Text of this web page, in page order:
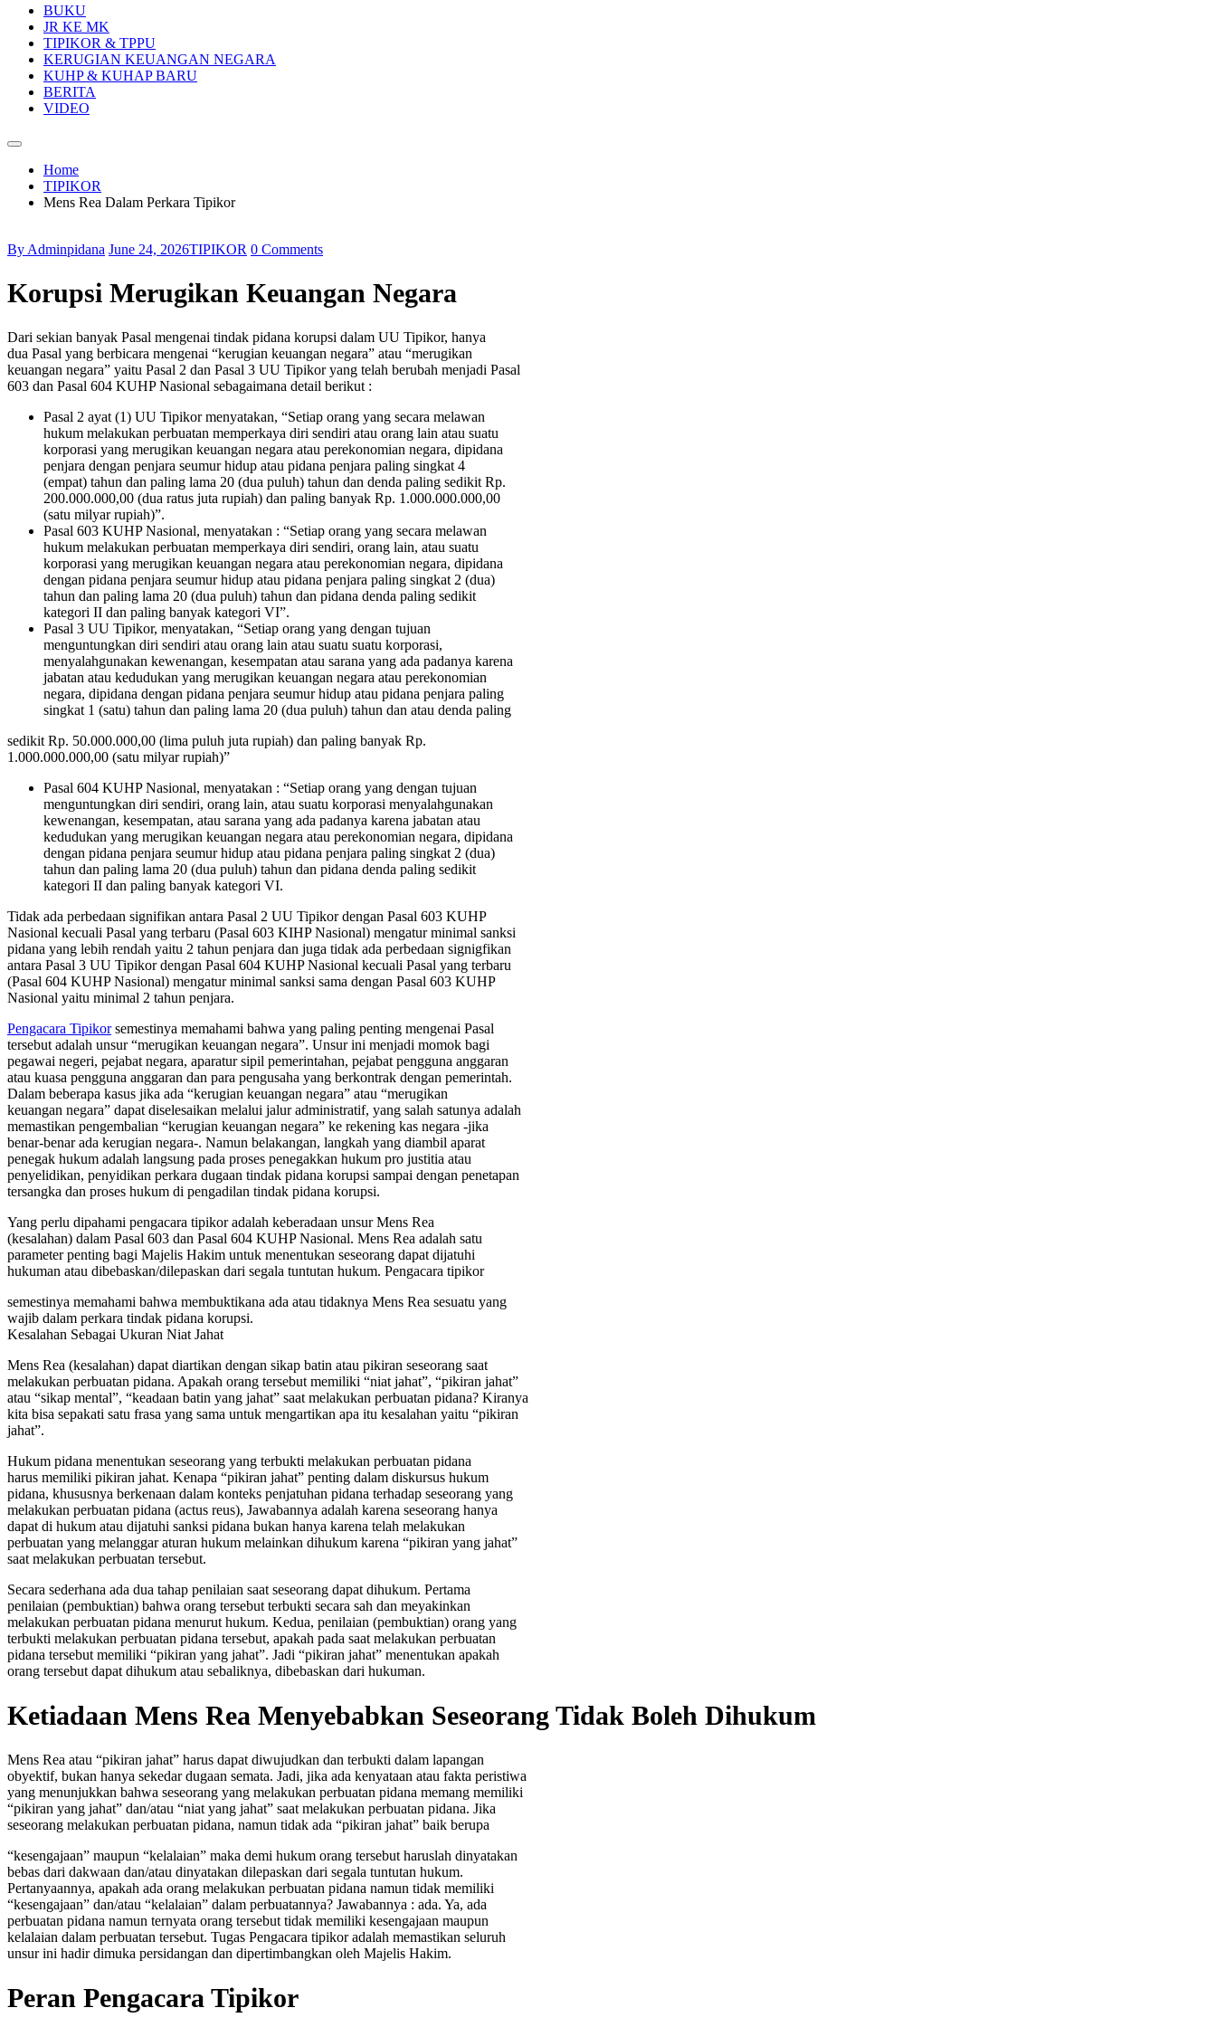
BUKU
JR KE MK
TIPIKOR & TPPU
KERUGIAN KEUANGAN NEGARA
KUHP & KUHAP BARU
BERITA
VIDEO
Home
TIPIKOR
Mens Rea Dalam Perkara Tipikor
By Adminpidana June 24, 2026TIPIKOR 0 Comments
Korupsi Merugikan Keuangan Negara
Dari sekian banyak Pasal mengenai tindak pidana korupsi dalam UU Tipikor, hanya
dua Pasal yang berbicara mengenai “kerugian keuangan negara” atau “merugikan
keuangan negara” yaitu Pasal 2 dan Pasal 3 UU Tipikor yang telah berubah menjadi Pasal
603 dan Pasal 604 KUHP Nasional sebagaimana detail berikut :
Pasal 2 ayat (1) UU Tipikor menyatakan, “Setiap orang yang secara melawan
hukum melakukan perbuatan memperkaya diri sendiri atau orang lain atau suatu
korporasi yang merugikan keuangan negara atau perekonomian negara, dipidana
penjara dengan penjara seumur hidup atau pidana penjara paling singkat 4
(empat) tahun dan paling lama 20 (dua puluh) tahun dan denda paling sedikit Rp.
200.000.000,00 (dua ratus juta rupiah) dan paling banyak Rp. 1.000.000.000,00
(satu milyar rupiah)”.
Pasal 603 KUHP Nasional, menyatakan : “Setiap orang yang secara melawan
hukum melakukan perbuatan memperkaya diri sendiri, orang lain, atau suatu
korporasi yang merugikan keuangan negara atau perekonomian negara, dipidana
dengan pidana penjara seumur hidup atau pidana penjara paling singkat 2 (dua)
tahun dan paling lama 20 (dua puluh) tahun dan pidana denda paling sedikit
kategori II dan paling banyak kategori VI”.
Pasal 3 UU Tipikor, menyatakan, “Setiap orang yang dengan tujuan
menguntungkan diri sendiri atau orang lain atau suatu suatu korporasi,
menyalahgunakan kewenangan, kesempatan atau sarana yang ada padanya karena
jabatan atau kedudukan yang merugikan keuangan negara atau perekonomian
negara, dipidana dengan pidana penjara seumur hidup atau pidana penjara paling
singkat 1 (satu) tahun dan paling lama 20 (dua puluh) tahun dan atau denda paling
sedikit Rp. 50.000.000,00 (lima puluh juta rupiah) dan paling banyak Rp.
1.000.000.000,00 (satu milyar rupiah)”
Pasal 604 KUHP Nasional, menyatakan : “Setiap orang yang dengan tujuan
menguntungkan diri sendiri, orang lain, atau suatu korporasi menyalahgunakan
kewenangan, kesempatan, atau sarana yang ada padanya karena jabatan atau
kedudukan yang merugikan keuangan negara atau perekonomian negara, dipidana
dengan pidana penjara seumur hidup atau pidana penjara paling singkat 2 (dua)
tahun dan paling lama 20 (dua puluh) tahun dan pidana denda paling sedikit
kategori II dan paling banyak kategori VI.
Tidak ada perbedaan signifikan antara Pasal 2 UU Tipikor dengan Pasal 603 KUHP
Nasional kecuali Pasal yang terbaru (Pasal 603 KIHP Nasional) mengatur minimal sanksi
pidana yang lebih rendah yaitu 2 tahun penjara dan juga tidak ada perbedaan signigfikan
antara Pasal 3 UU Tipikor dengan Pasal 604 KUHP Nasional kecuali Pasal yang terbaru
(Pasal 604 KUHP Nasional) mengatur minimal sanksi sama dengan Pasal 603 KUHP
Nasional yaitu minimal 2 tahun penjara.
Pengacara Tipikorsemestinya memahami bahwa yang paling penting mengenai Pasal
tersebut adalah unsur “merugikan keuangan negara”. Unsur ini menjadi momok bagi
pegawai negeri, pejabat negara, aparatur sipil pemerintahan, pejabat pengguna anggaran
atau kuasa pengguna anggaran dan para pengusaha yang berkontrak dengan pemerintah.
Dalam beberapa kasus jika ada “kerugian keuangan negara” atau “merugikan
keuangan negara” dapat diselesaikan melalui jalur administratif, yang salah satunya adalah
memastikan pengembalian “kerugian keuangan negara” ke rekening kas negara -jika
benar-benar ada kerugian negara-. Namun belakangan, langkah yang diambil aparat
penegak hukum adalah langsung pada proses penegakkan hukum pro justitia atau
penyelidikan, penyidikan perkara dugaan tindak pidana korupsi sampai dengan penetapan
tersangka dan proses hukum di pengadilan tindak pidana korupsi.
Yang perlu dipahami pengacara tipikor adalah keberadaan unsur Mens Rea
(kesalahan) dalam Pasal 603 dan Pasal 604 KUHP Nasional. Mens Rea adalah satu
parameter penting bagi Majelis Hakim untuk menentukan seseorang dapat dijatuhi
hukuman atau dibebaskan/dilepaskan dari segala tuntutan hukum. Pengacara tipikor
semestinya memahami bahwa membuktikana ada atau tidaknya Mens Rea sesuatu yang
wajib dalam perkara tindak pidana korupsi.
Kesalahan Sebagai Ukuran Niat Jahat
Mens Rea (kesalahan) dapat diartikan dengan sikap batin atau pikiran seseorang saat
melakukan perbuatan pidana. Apakah orang tersebut memiliki “niat jahat”, “pikiran jahat”
atau “sikap mental”, “keadaan batin yang jahat” saat melakukan perbuatan pidana? Kiranya
kita bisa sepakati satu frasa yang sama untuk mengartikan apa itu kesalahan yaitu “pikiran
jahat”.
Hukum pidana menentukan seseorang yang terbukti melakukan perbuatan pidana
harus memiliki pikiran jahat. Kenapa “pikiran jahat” penting dalam diskursus hukum
pidana, khususnya berkenaan dalam konteks penjatuhan pidana terhadap seseorang yang
melakukan perbuatan pidana (actus reus), Jawabannya adalah karena seseorang hanya
dapat di hukum atau dijatuhi sanksi pidana bukan hanya karena telah melakukan
perbuatan yang melanggar aturan hukum melainkan dihukum karena “pikiran yang jahat”
saat melakukan perbuatan tersebut.
Secara sederhana ada dua tahap penilaian saat seseorang dapat dihukum. Pertama
penilaian (pembuktian) bahwa orang tersebut terbukti secara sah dan meyakinkan
melakukan perbuatan pidana menurut hukum. Kedua, penilaian (pembuktian) orang yang
terbukti melakukan perbuatan pidana tersebut, apakah pada saat melakukan perbuatan
pidana tersebut memiliki “pikiran yang jahat”. Jadi “pikiran jahat” menentukan apakah
orang tersebut dapat dihukum atau sebaliknya, dibebaskan dari hukuman.
Ketiadaan Mens Rea Menyebabkan Seseorang Tidak Boleh Dihukum
Mens Rea atau “pikiran jahat” harus dapat diwujudkan dan terbukti dalam lapangan
obyektif, bukan hanya sekedar dugaan semata. Jadi, jika ada kenyataan atau fakta peristiwa
yang menunjukkan bahwa seseorang yang melakukan perbuatan pidana memang memiliki
“pikiran yang jahat” dan/atau “niat yang jahat” saat melakukan perbuatan pidana. Jika
seseorang melakukan perbuatan pidana, namun tidak ada “pikiran jahat” baik berupa
“kesengajaan” maupun “kelalaian” maka demi hukum orang tersebut haruslah dinyatakan
bebas dari dakwaan dan/atau dinyatakan dilepaskan dari segala tuntutan hukum.
Pertanyaannya, apakah ada orang melakukan perbuatan pidana namun tidak memiliki
“kesengajaan” dan/atau “kelalaian” dalam perbuatannya? Jawabannya : ada. Ya, ada
perbuatan pidana namun ternyata orang tersebut tidak memiliki kesengajaan maupun
kelalaian dalam perbuatan tersebut. Tugas Pengacara tipikor adalah memastikan seluruh
unsur ini hadir dimuka persidangan dan dipertimbangkan oleh Majelis Hakim.
Peran Pengacara Tipikor